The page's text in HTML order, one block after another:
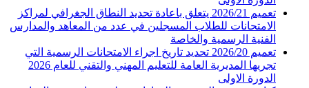
تعميم 2026/21 يتعلق باعادة تحديد النطاق الجغرافي لمراكز
الامتحانات للطلاب المسجلين في عدد من المعاهد والمدارس
الفنية الرسمية والخاصة
تعميم 2026/20 تحديد تاريخ اجراء الامتحانات الرسمية التي
تجريها المديرية العامة للتعليم المهني والتقني للعام 2026
الدورة الاولى